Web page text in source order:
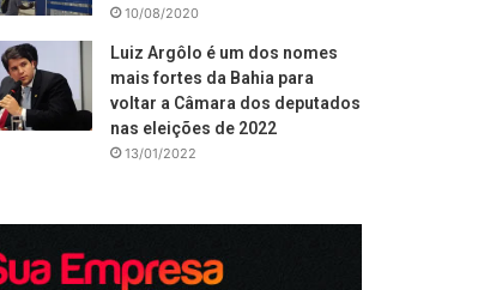
10/08/2020
Luiz Argôlo é um dos nomes
mais fortes da Bahia para
voltar a Câmara dos deputados
nas eleições de 2022
13/01/2022